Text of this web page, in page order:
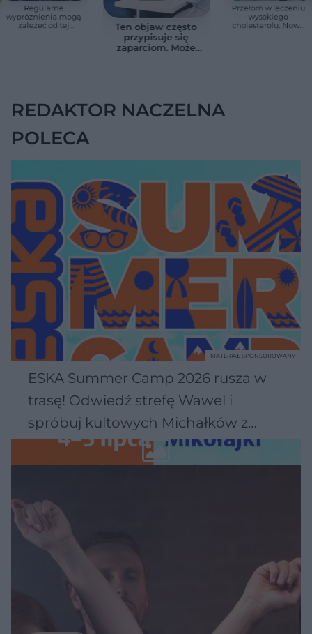
Regularne
wypróżnienia mogą
zależeć od tej
Ten objaw często
przypisuje się
zaparciom. Może
Przełom w leczeniu
wysokiego
cholesterolu. Nowa
REDAKTOR NACZELNA
POLECA
ESKA Summer Camp 2026 rusza w
trasę! Odwiedź strefę Wawel i
spróbuj kultowych Michałków z
Wawelu
MATERIAŁ SPONSOROWANY